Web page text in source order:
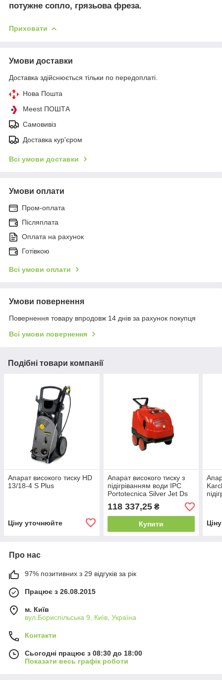
потужне сопло, грязьова фреза.
Приховати
Умови доставки
Доставка здійснюється тільки по передоплаті.
Нова Пошта
Meest ПОШТА
Самовивіз
Доставка кур'єром
Всі умови доставки
Умови оплати
Пром-оплата
Післяплата
Оплата на рахунок
Готівкою
Всі умови оплати
Умови повернення
Повернення товару впродовж 14 днів за рахунок покупця
Всі умови повернення
Подібні товари компанії
Апарат високого тиску HD
13/18-4 S Plus
Ціну уточнюйте
Апарат високого тиску з
підігріванням води IPC
Portotecnica Silver Jet Ds
2930T
118 337,25₴
Купити
Про нас
97% позитивних з 29 відгуків за рік
Працює з 26.08.2015
м. Київ
вул.Бориспільська 9, Київ, Україна
Контакти
Сьогодні працює з 08:30 до 18:00
Показати весь графік роботи